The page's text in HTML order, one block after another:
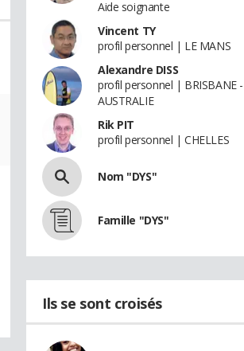
Aide soignante
Vincent TY
profil personnel | LE MANS
Alexandre DISS
profil personnel | BRISBANE -
AUSTRALIE
Rik PIT
profil personnel | CHELLES
Nom "DYS"
Famille "DYS"
Ils se sont croisés